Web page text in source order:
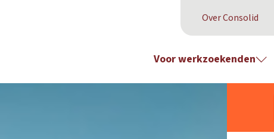
Over Consolid
Voor werkzoekenden